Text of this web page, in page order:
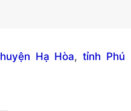
huyện Hạ Hòa,tỉnh Phú